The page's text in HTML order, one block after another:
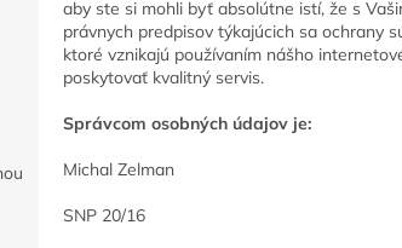
aby ste si mohli byť absolútne istí, že s
právnych predpisov týkajúcich sa ochrany
ktoré vznikajú používaním nášho
poskytovať kvalitný servis.
Správcom osobných údajov je:
Michal Zelman
SNP 20/16